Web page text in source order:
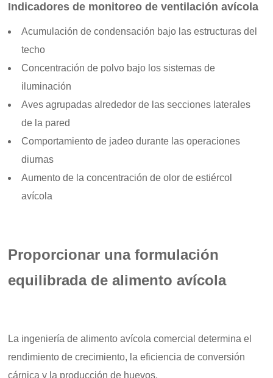
Indicadores de monitoreo de ventilación avícola
Acumulación de condensación bajo las estructuras del
techo
Concentración de polvo bajo los sistemas de
iluminación
Aves agrupadas alrededor de las secciones laterales
de la pared
Comportamiento de jadeo durante las operaciones
diurnas
Aumento de la concentración de olor de estiércol
avícola
Proporcionar una formulación
equilibrada de alimento avícola
La ingeniería de alimento avícola comercial determina el
rendimiento de crecimiento, la eficiencia de conversión
cárnica y la producción de huevos.